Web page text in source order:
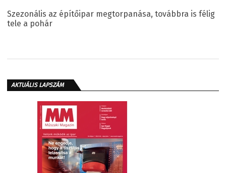
Szezonális az építőipar megtorpanása, továbbra is félig
tele a pohár
AKTUÁLIS LAPSZÁM